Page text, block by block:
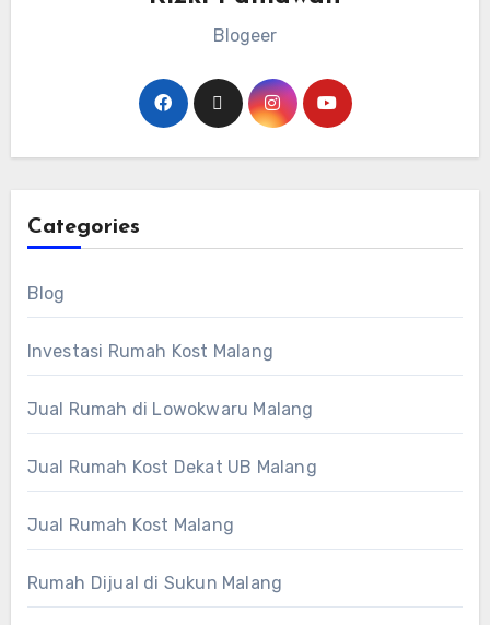
Blogeer
Categories
Blog
Investasi Rumah Kost Malang
Jual Rumah di Lowokwaru Malang
Jual Rumah Kost Dekat UB Malang
Jual Rumah Kost Malang
Rumah Dijual di Sukun Malang